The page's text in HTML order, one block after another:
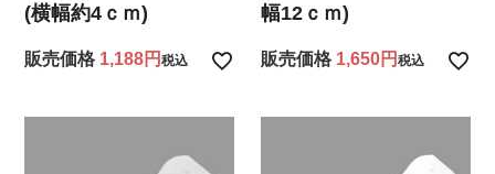
(横幅約4ｃｍ)
販売価格 1,188 税込
幅12ｃｍ)
販売価格 1,650 税込